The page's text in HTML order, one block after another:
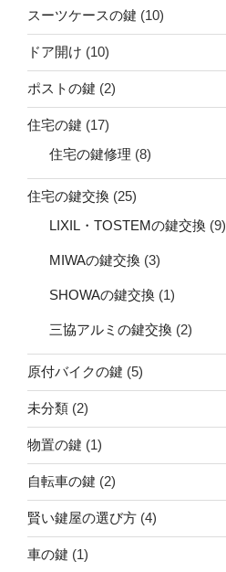
スーツケースの鍵 (10)
ドア開け (10)
ポストの鍵 (2)
住宅の鍵 (17)
住宅の鍵修理 (8)
住宅の鍵交換 (25)
LIXIL・TOSTEMの鍵交換 (9)
MIWAの鍵交換 (3)
SHOWAの鍵交換 (1)
三協アルミの鍵交換 (2)
原付バイクの鍵 (5)
未分類 (2)
物置の鍵 (1)
自転車の鍵 (2)
賢い鍵屋の選び方 (4)
車の鍵 (1)